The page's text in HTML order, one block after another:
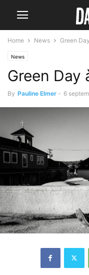
Home News Green
News
Green Day
By Pauline Elmer - 6